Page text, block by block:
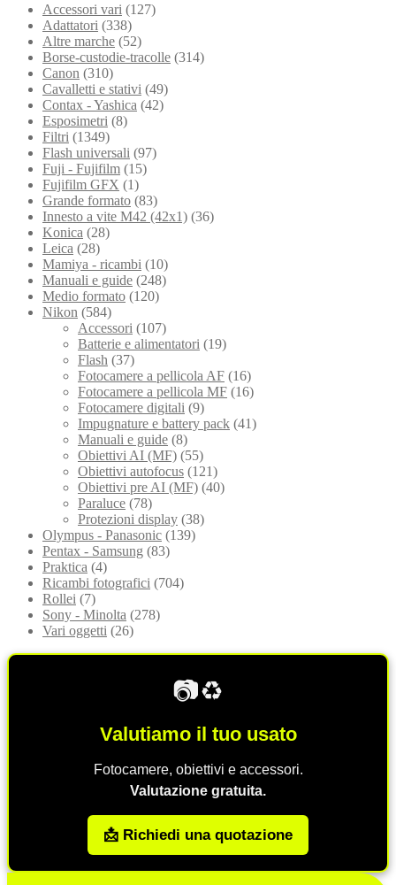
Accessori vari (127)
Adattatori (338)
Altre marche (52)
Borse-custodie-tracolle (314)
Canon (310)
Cavalletti e stativi (49)
Contax - Yashica (42)
Esposimetri (8)
Filtri (1349)
Flash universali (97)
Fuji - Fujifilm (15)
Fujifilm GFX (1)
Grande formato (83)
Innesto a vite M42 (42x1) (36)
Konica (28)
Leica (28)
Mamiya - ricambi (10)
Manuali e guide (248)
Medio formato (120)
Nikon (584)
Accessori (107)
Batterie e alimentatori (19)
Flash (37)
Fotocamere a pellicola AF (16)
Fotocamere a pellicola MF (16)
Fotocamere digitali (9)
Impugnature e battery pack (41)
Manuali e guide (8)
Obiettivi AI (MF) (55)
Obiettivi autofocus (121)
Obiettivi pre AI (MF) (40)
Paraluce (78)
Protezioni display (38)
Olympus - Panasonic (139)
Pentax - Samsung (83)
Praktica (4)
Ricambi fotografici (704)
Rollei (7)
Sony - Minolta (278)
Vari oggetti (26)
📷♻️
Valutiamo il tuo usato
Fotocamere, obiettivi e accessori.
Valutazione gratuita.
📩 Richiedi una quotazione